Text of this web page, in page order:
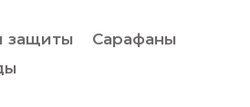
защиты
Сарафаны